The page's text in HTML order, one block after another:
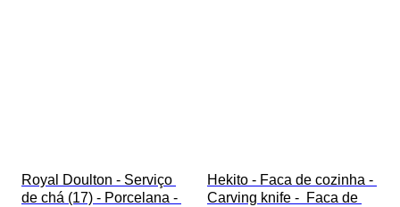
Royal Doulton - Serviço
de chá (17) - Porcelana -
Hekito - Faca de cozinha -
Carving knife -  Faca de